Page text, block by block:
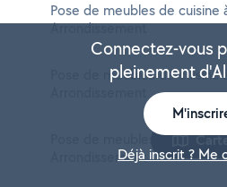
Pose de meubles de cuisine
Arrondissement
Pose de meubles de cuisine
Pose de meubles de cuisine à
Arrondissement
Connectez-vous
pleinement
Déjà inscrit ? Me